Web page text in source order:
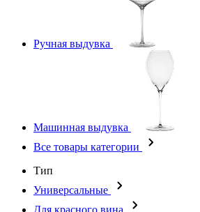
Ручная выдувка
Машинная выдувка
Все товары категории
Тип
Универсальные
Для красного вина